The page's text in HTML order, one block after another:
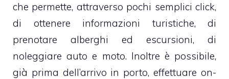
che permette, attraverso pochi semplici click,
di ottenere informazioni turistiche, di
prenotare alberghi ed escursioni, di
noleggiare auto e moto. Inoltre è possibile,
già prima dell’arrivo in porto, effettuare on-